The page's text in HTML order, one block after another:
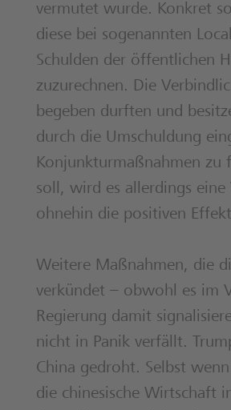
vermutet wurde. Konkret
diese bei sogenannten
Schulden der öffentlichen
zuzurechnen. Die
begeben durften und
durch die Umschuldung
Konjunkturmaßnahmen zu
soll, wird es allerdings
ohnehin die positiven
Weitere Maßnahmen, die
verkündet – obwohl es im
Regierung damit
nicht in Panik verfällt.
China gedroht. Selbst
die chinesische Wirtschaft